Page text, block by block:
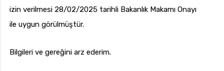
izin verilmesi 28/02/2025 tarihli Bakanlık Makamı Onayı
ile uygun görülmüştür.
Bilgileri ve gereğini arz ederim.